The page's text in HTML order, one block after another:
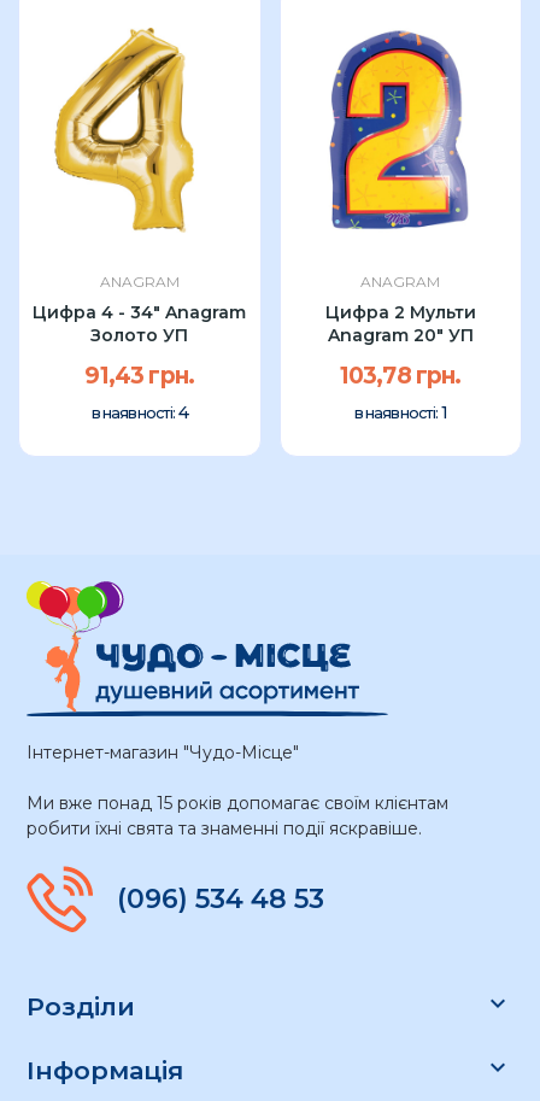
ANAGRAM
Цифра 4 - 34" Anagram
Золото УП
91,43 грн.
в наявності: 4
ANAGRAM
Цифра 2 Мульти
Anagram 20" УП
103,78 грн.
в наявності: 1
Інтернет-магазин "Чудо-Місце"
Ми вже понад 15 років допомагає своїм клієнтам
робити їхні свята та знаменні події яскравіше.
(096) 534 48 53
Розділи 
Інформація 